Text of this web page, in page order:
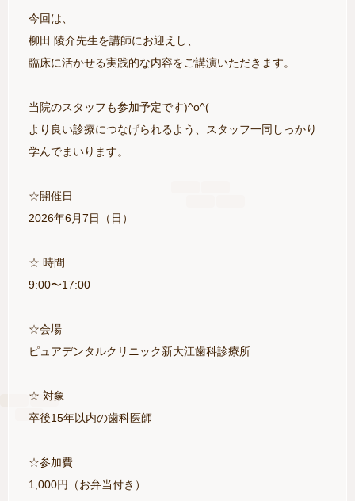
今回は、
柳田 陵介先生を講師にお迎えし、
臨床に活かせる実践的な内容をご講演いただきます。
当院のスタッフも参加予定です)^o^(
より良い診療につなげられるよう、スタッフ一同しっかり
学んでまいります。
☆開催日
2026年6月7日（日）
☆ 時間
9:00〜17:00
☆会場
ピュアデンタルクリニック新大江歯科診療所
☆ 対象
卒後15年以内の歯科医師
☆参加費
1,000円（お弁当付き）